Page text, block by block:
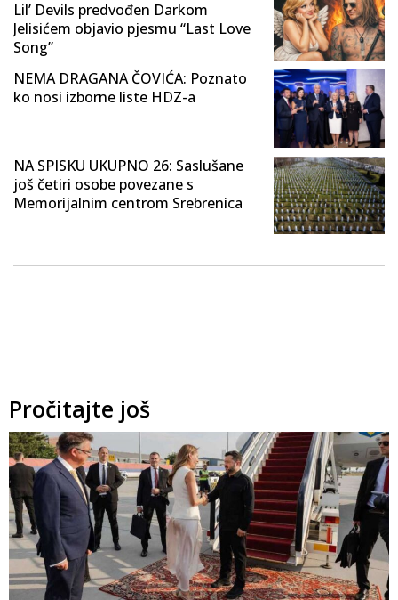
Lil’ Devils predvođen Darkom
Jelisićem objavio pjesmu “Last Love
Song”
NEMA DRAGANA ČOVIĆA: Poznato
ko nosi izborne liste HDZ-a
NA SPISKU UKUPNO 26: Saslušane
još četiri osobe povezane s
Memorijalnim centrom Srebrenica
Pročitajte još